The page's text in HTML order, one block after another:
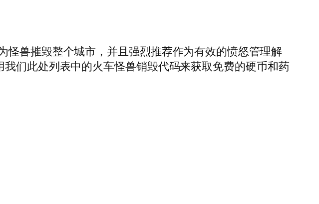
怪兽摧毁整个城市，并且强烈推荐作为有效的愤怒管理解
们此处列表中的火车怪兽销毁代码来获取免费的硬币和药